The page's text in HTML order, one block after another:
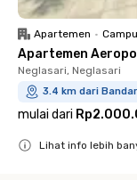
Apartemen •
Apartemen
Neglasari, Neglasari
3.4 km dari
mulai dari
Lihat info lebih